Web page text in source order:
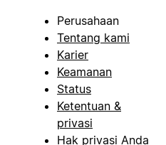
Perusahaan
Tentang kami
Karier
Keamanan
Status
Ketentuan &
privasi
Hak privasi Anda